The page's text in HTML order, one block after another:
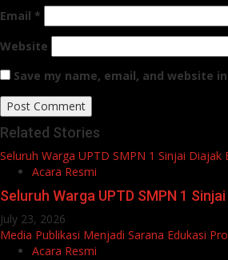
Email *
Website
Save my name, email, and website
Related Stories
Seluruh Warga UPTD SMPN 1 Sinjai
Acara Resmi
Seluruh Warga UPTD SMPN 1
July 23, 2026
Media Publikasi Menjadi Sarana Edukasi
Acara Resmi